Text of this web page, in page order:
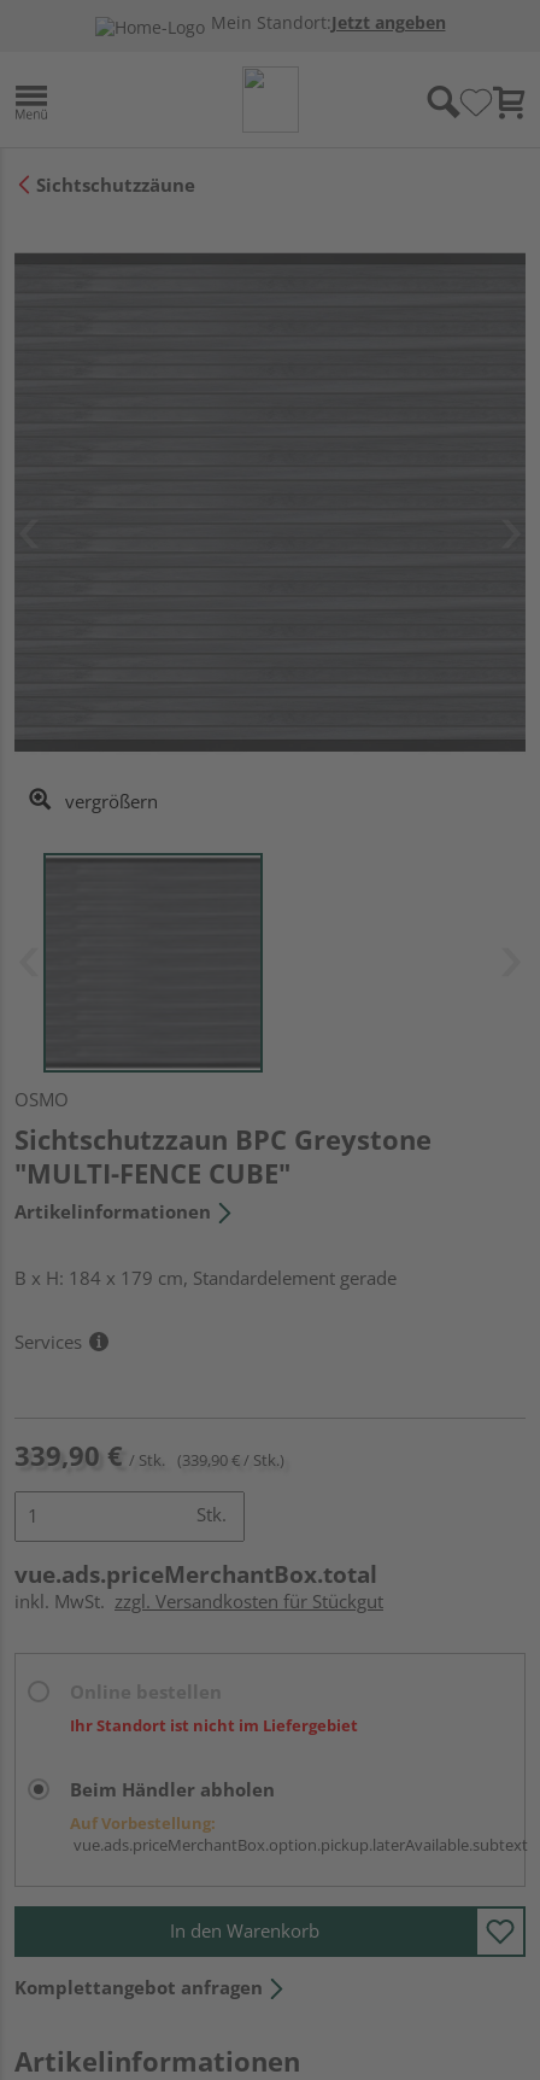
Mein Standort:Jetzt angeben
Sichtschutzzäune
vergrößern
OSMO
Sichtschutzzaun BPC Greystone
"MULTI-FENCE CUBE"
Artikelinformationen
B x H: 184 x 179 cm, Standardelement gerade
Services
339,90 € / Stk. (339,90 € / Stk.)
Stk.
vue.ads.priceMerchantBox.total
inkl. MwSt. zzgl. Versandkosten für Stückgut
Ihr Standort ist nicht im Liefergebiet
Beim Händler abholen
Auf Vorbestellung:
vue.ads.priceMerchantBox.option.pickup.laterAvailable.subtext
In den Warenkorb
Komplettangebot anfragen
Artikelinformationen